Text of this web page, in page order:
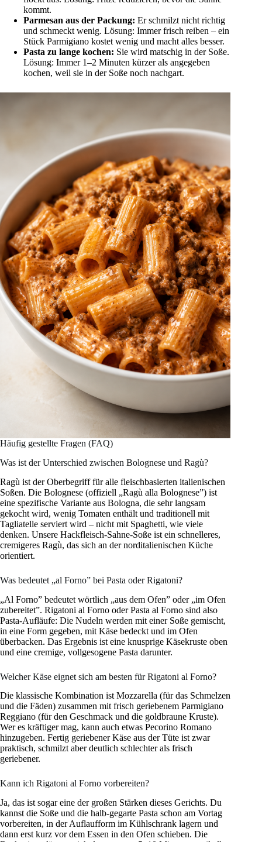
kommt.
Parmesan aus der Packung: Er schmilzt nicht richtig
und schmeckt wenig. Lösung: Immer frisch reiben – ein
Stück Parmigiano kostet wenig und macht alles besser.
Pasta zu lange kochen: Sie wird matschig in der Soße.
Lösung: Immer 1–2 Minuten kürzer als angegeben
kochen, weil sie in der Soße noch nachgart.
Häufig gestellte Fragen (FAQ)
Was ist der Unterschied zwischen Bolognese und Ragù?
Ragù ist der Oberbegriff für alle fleischbasierten italienischen
Soßen. Die Bolognese (offiziell „Ragù alla Bolognese”) ist
eine spezifische Variante aus Bologna, die sehr langsam
gekocht wird, wenig Tomaten enthält und traditionell mit
Tagliatelle serviert wird – nicht mit Spaghetti, wie viele
denken. Unsere Hackfleisch-Sahne-Soße ist ein schnelleres,
cremigeres Ragù, das sich an der norditalienischen Küche
orientiert.
Was bedeutet „al Forno” bei Pasta oder Rigatoni?
„Al Forno” bedeutet wörtlich „aus dem Ofen” oder „im Ofen
zubereitet”. Rigatoni al Forno oder Pasta al Forno sind also
Pasta-Aufläufe: Die Nudeln werden mit einer Soße gemischt,
in eine Form gegeben, mit Käse bedeckt und im Ofen
überbacken. Das Ergebnis ist eine knusprige Käsekruste oben
und eine cremige, vollgesogene Pasta darunter.
Welcher Käse eignet sich am besten für Rigatoni al Forno?
Die klassische Kombination ist Mozzarella (für das Schmelzen
und die Fäden) zusammen mit frisch geriebenem Parmigiano
Reggiano (für den Geschmack und die goldbraune Kruste).
Wer es kräftiger mag, kann auch etwas Pecorino Romano
hinzugeben. Fertig geriebener Käse aus der Tüte ist zwar
praktisch, schmilzt aber deutlich schlechter als frisch
geriebener.
Kann ich Rigatoni al Forno vorbereiten?
Ja, das ist sogar eine der großen Stärken dieses Gerichts. Du
kannst die Soße und die halb-gegarte Pasta schon am Vortag
vorbereiten, in der Auflaufform im Kühlschrank lagern und
dann erst kurz vor dem Essen in den Ofen schieben. Die